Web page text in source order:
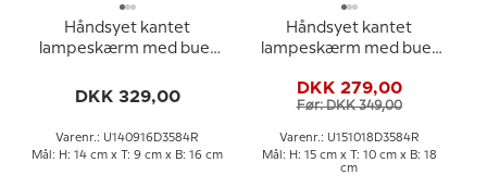
Håndsyet kantet
lampeskærm med buer
med off white silke
DKK 329,00
Varenr.: U140916D3584R
Mål: H: 14 cm x T: 9 cm x B: 16 cm
Håndsyet kantet
lampeskærm med buer
med off white silke
DKK 279,00
Før: DKK 349,00
Varenr.: U151018D3584R
Mål: H: 15 cm x T: 10 cm x B: 18
cm